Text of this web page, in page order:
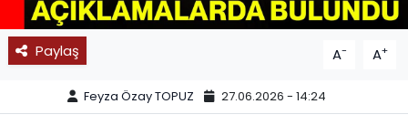
Paylaş A- A+
Feyza Özay TOPUZ 27.06.2026 - 14:24